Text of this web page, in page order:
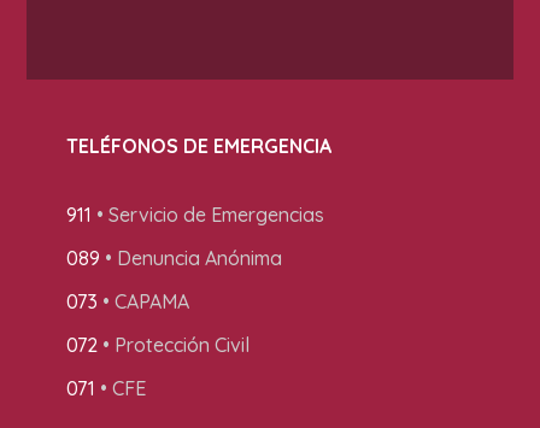
TELÉFONOS DE EMERGENCIA
911 • Servicio de Emergencias
089 • Denuncia Anónima
073 • CAPAMA
072 • Protección Civil
071 • CFE